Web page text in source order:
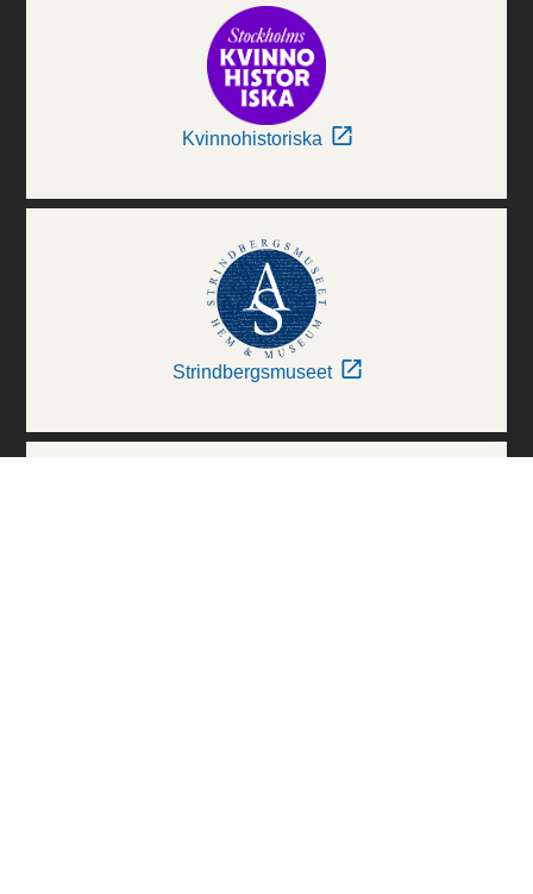
Kvinnohistoriska
Strindbergsmuseet